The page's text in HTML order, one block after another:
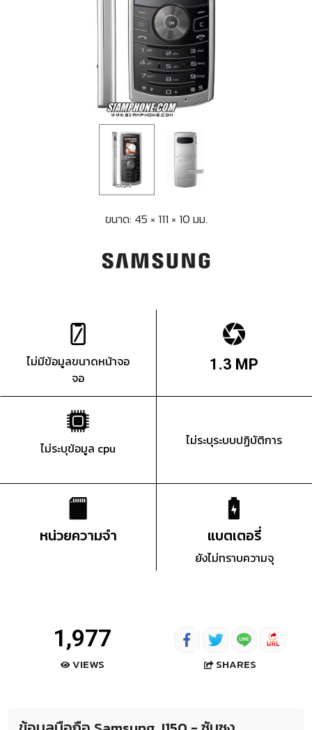
ขนาด: 45 × 111 × 10 มม.
ไม่มีข้อมูลขนาดหน้าจอ
จอ
1.3 MP
ไม่ระบุข้อมูล cpu ไม่ระบุระบบปฏิบัติการ
หน่วยความจำ แบตเตอรี่
ยังไม่ทราบความจุ
1,977
VIEWS SHARES